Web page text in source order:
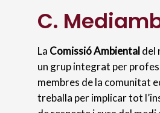
C.
La Comissió Ambiental del
un grup integrat per
membres de la comunitat
treballa per implicar tot